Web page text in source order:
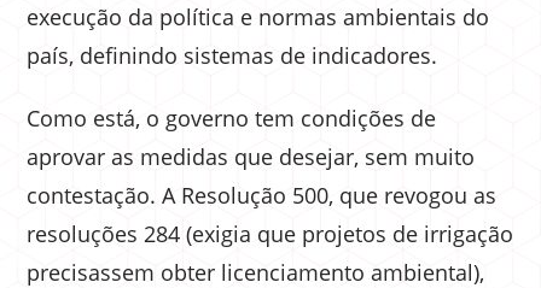
execução da política e normas ambientais do
país, definindo sistemas de indicadores.
Como está, o governo tem condições de
aprovar as medidas que desejar, sem muito
contestação. A Resolução 500, que revogou as
resoluções 284 (exigia que projetos de irrigação
precisassem obter licenciamento ambiental),